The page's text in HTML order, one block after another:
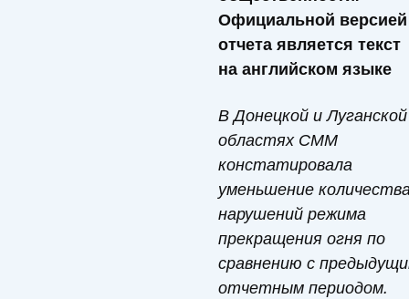
Официальной версией
отчета является текст
на английском языке
В Донецкой и Луганской
областях СММ
констатировала
уменьшение
нарушений режима
прекращения огня по
сравнению с
отчетным периодом.